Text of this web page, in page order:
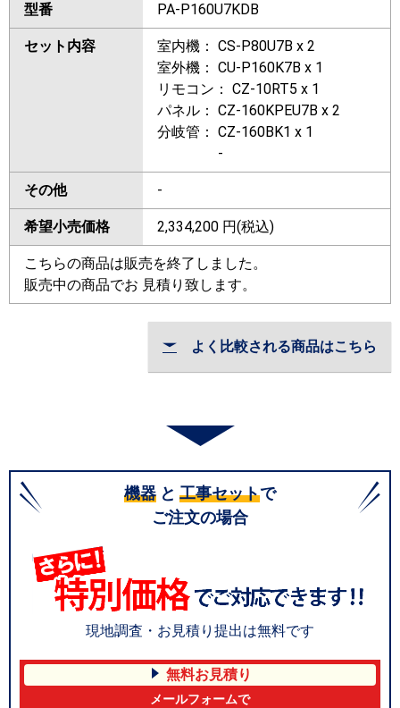
型番 PA-P160U7KDB
セット内容
室内機： CS-P80U7B x 2
室外機： CU-P160K7B x 1
リモコン： CZ-10RT5 x 1
パネル： CZ-160KPEU7B x 2
分岐管： CZ-160BK1 x 1
-
その他 -
希望小売価格 2,334,200 円(税込)
こちらの商品は販売を終了しました。
販売中の商品でお 見積り致します。
よく比較される商品はこちら
機器 と 工事セットで
ご注文の場合
現地調査・お見積り提出は無料です
無料お見積り
メールフォームで